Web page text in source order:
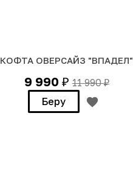
КОФТА ОВЕРСАЙЗ "ВПАДЕЛ"
9 990 ₽ 11 990₽
Беру